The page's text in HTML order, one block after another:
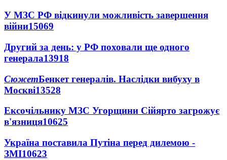
У МЗС РФ відкинули можливість завершення
війни15069
Другий за день: у РФ поховали ще одного
генерала13918
СюжетБенкет генералів. Наслідки вибуху в
Москві13528
Ексочільнику МЗС Угорщини Сійярто загрожує
в'язниця10625
Україна поставила Путіна перед дилемою -
ЗМІ10623